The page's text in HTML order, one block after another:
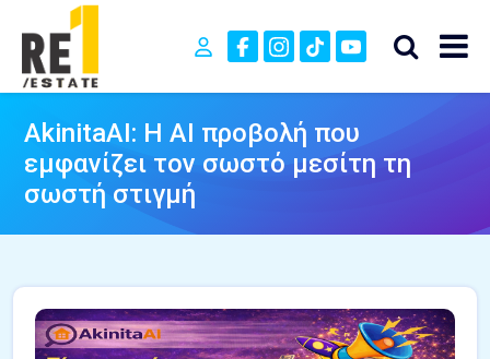
AkinitaAI: Η AI προβολή που
εμφανίζει τον σωστό μεσίτη τη
σωστή στιγμή